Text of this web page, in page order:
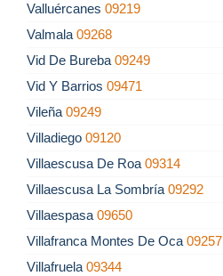
Valluércanes 09219
Valmala 09268
Vid De Bureba 09249
Vid Y Barrios 09471
Vileña 09249
Villadiego 09120
Villaescusa De Roa 09314
Villaescusa La Sombría 09292
Villaespasa 09650
Villafranca Montes De Oca 09257
Villafruela 09344